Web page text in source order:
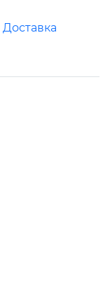
Доставка